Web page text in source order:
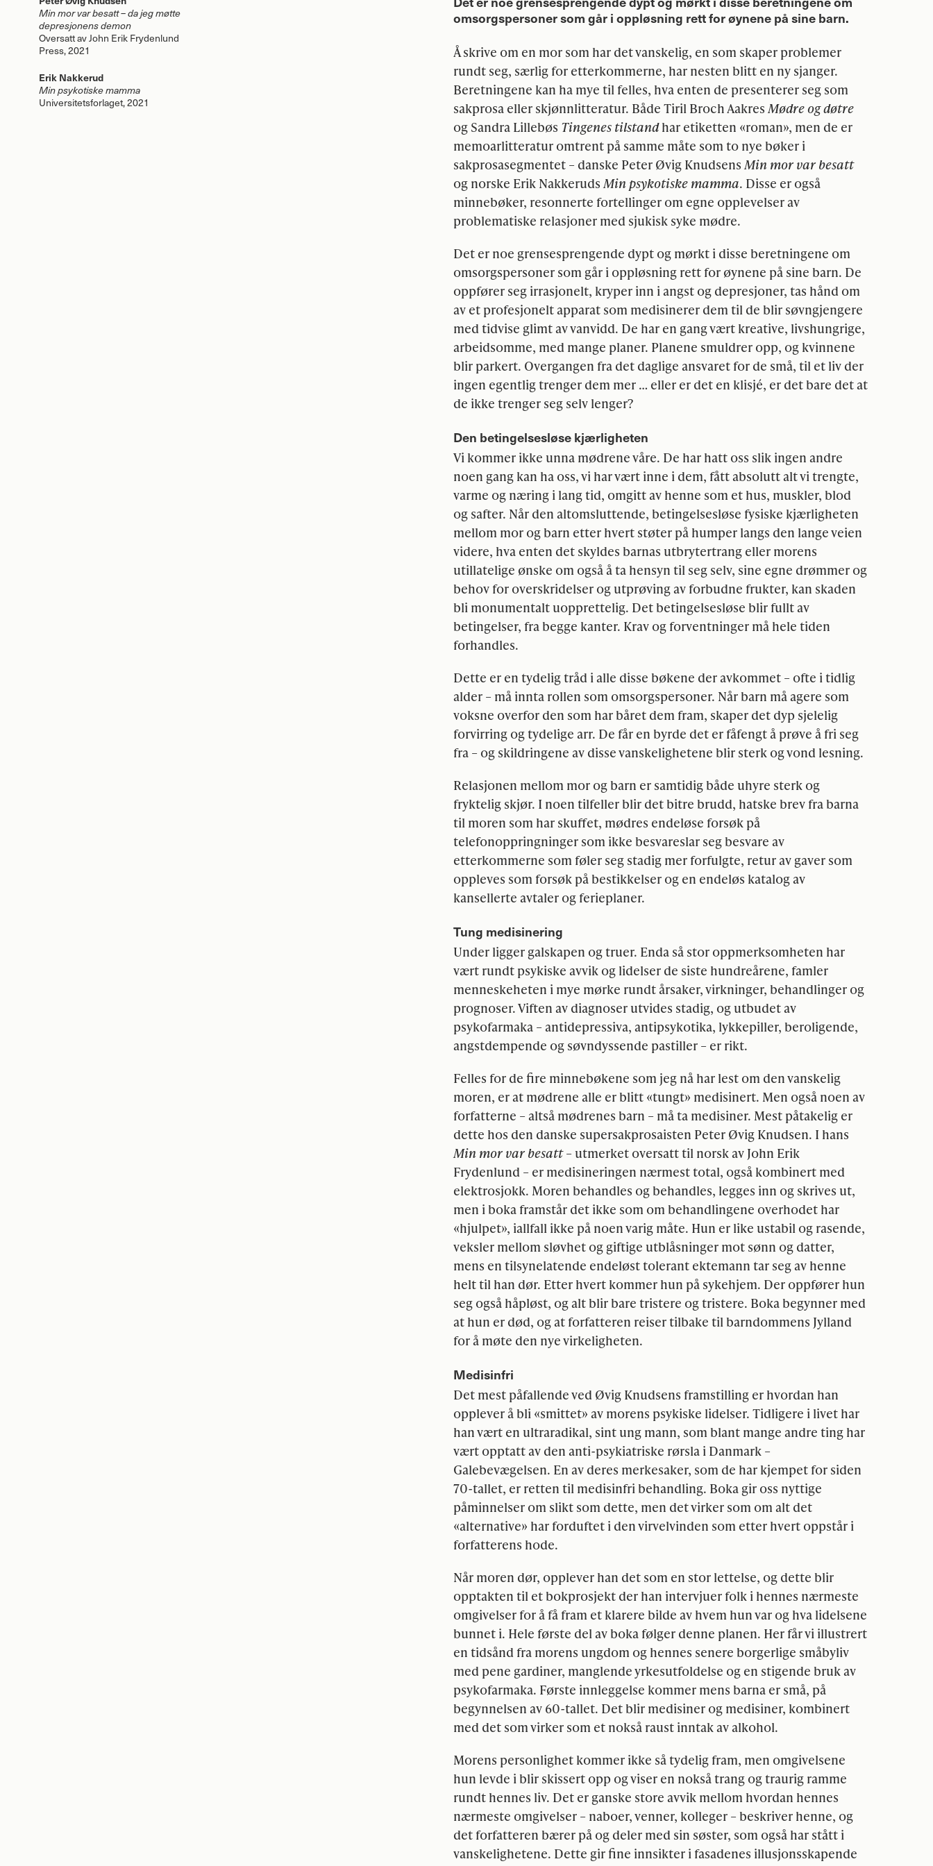
Min mor var besatt – da jeg møtte
depresjonens demon
Oversatt av John Erik Frydenlund
Press, 2021
Erik Nakkerud
Min psykotiske mamma
Universitetsforlaget, 2021
omsorgspersoner som går i oppløsning rett for øynene på sine barn.
Å skrive om en mor som har det vanskelig, en som skaper problemer
rundt seg, særlig for etterkommerne, har nesten blitt en ny sjanger.
Beretningene kan ha mye til felles, hva enten de presenterer seg som
sakprosa eller skjønnlitteratur. Både Tiril Broch Aakres Mødre og døtre
og Sandra Lillebøs Tingenes tilstandhar etiketten «roman», men de er
memoarlitteratur omtrent på samme måte som to nye bøker i
sakprosasegmentet – danske Peter Øvig Knudsens Min mor var besatt
og norske Erik Nakkeruds Min psykotiske mamma. Disse er også
minnebøker, resonnerte fortellinger om egne opplevelser av
problematiske relasjoner med sjukisk syke mødre.
Det er noe grensesprengende dypt og mørkt i disse beretningene om
omsorgspersoner som går i oppløsning rett for øynene på sine barn. De
oppfører seg irrasjonelt, kryper inn i angst og depresjoner, tas hånd om
av et profesjonelt apparat som medisinerer dem til de blir søvngjengere
med tidvise glimt av vanvidd. De har en gang vært kreative, livshungrige,
arbeidsomme, med mange planer. Planene smuldrer opp, og kvinnene
blir parkert. Overgangen fra det daglige ansvaret for de små, til et liv der
ingen egentlig trenger dem mer … eller er det en klisjé, er det bare det at
de ikke trenger seg selv lenger?
Den betingelsesløse kjærligheten
Vi kommer ikke unna mødrene våre. De har hatt oss slik ingen andre
noen gang kan ha oss, vi har vært inne i dem, fått absolutt alt vi trengte,
varme og næring i lang tid, omgitt av henne som et hus, muskler, blod
og safter. Når den altomsluttende, betingelsesløse fysiske kjærligheten
mellom mor og barn etter hvert støter på humper langs den lange veien
videre, hva enten det skyldes barnas utbrytertrang eller morens
utillatelige ønske om også å ta hensyn til seg selv, sine egne drømmer og
behov for overskridelser og utprøving av forbudne frukter, kan skaden
bli monumentalt uopprettelig. Det betingelsesløse blir fullt av
betingelser, fra begge kanter. Krav og forventninger må hele tiden
forhandles.
Dette er en tydelig tråd i alle disse bøkene der avkommet – ofte i tidlig
alder – må innta rollen som omsorgspersoner. Når barn må agere som
voksne overfor den som har båret dem fram, skaper det dyp sjelelig
forvirring og tydelige arr. De får en byrde det er fåfengt å prøve å fri seg
fra – og skildringene av disse vanskelighetene blir sterk og vond lesning.
Relasjonen mellom mor og barn er samtidig både uhyre sterk og
fryktelig skjør. I noen tilfeller blir det bitre brudd, hatske brev fra barna
til moren som har skuffet, mødres endeløse forsøk på
telefonoppringninger som ikke besvareslar seg besvare av
etterkommerne som føler seg stadig mer forfulgte, retur av gaver som
oppleves som forsøk på bestikkelser og en endeløs katalog av
kansellerte avtaler og ferieplaner.
Tung medisinering
Under ligger galskapen og truer. Enda så stor oppmerksomheten har
vært rundt psykiske avvik og lidelser de siste hundreårene, famler
menneskeheten i mye mørke rundt årsaker, virkninger, behandlinger og
prognoser. Viften av diagnoser utvides stadig, og utbudet av
psykofarmaka – antidepressiva, antipsykotika, lykkepiller, beroligende,
angstdempende og søvndyssende pastiller – er rikt.
Felles for de fire minnebøkene som jeg nå har lest om den vanskelig
moren, er at mødrene alle er blitt «tungt» medisinert. Men også noen av
forfatterne – altså mødrenes barn – må ta medisiner. Mest påtakelig er
dette hos den danske supersakprosaisten Peter Øvig Knudsen. I hans
Min mor var besatt– utmerket oversatt til norsk av John Erik
Frydenlund – er medisineringen nærmest total, også kombinert med
elektrosjokk. Moren behandles og behandles, legges inn og skrives ut,
men i boka framstår det ikke som om behandlingene overhodet har
«hjulpet», iallfall ikke på noen varig måte. Hun er like ustabil og rasende,
veksler mellom sløvhet og giftige utblåsninger mot sønn og datter,
mens en tilsynelatende endeløst tolerant ektemann tar seg av henne
helt til han dør. Etter hvert kommer hun på sykehjem. Der oppfører hun
seg også håpløst, og alt blir bare tristere og tristere. Boka begynner med
at hun er død, og at forfatteren reiser tilbake til barndommens Jylland
for å møte den nye virkeligheten.
Medisinfri
Det mest påfallende ved Øvig Knudsens framstilling er hvordan han
opplever å bli «smittet» av morens psykiske lidelser. Tidligere i livet har
han vært en ultraradikal, sint ung mann, som blant mange andre ting har
vært opptatt av den anti-psykiatriske rørsla i Danmark –
Galebevægelsen. En av deres merkesaker, som de har kjempet for siden
70-tallet, er retten til medisinfri behandling. Boka gir oss nyttige
påminnelser om slikt som dette, men det virker som om alt det
«alternative» har forduftet i den virvelvinden som etter hvert oppstår i
forfatterens hode.
Når moren dør, opplever han det som en stor lettelse, og dette blir
opptakten til et bokprosjekt der han intervjuer folk i hennes nærmeste
omgivelser for å få fram et klarere bilde av hvem hun var og hva lidelsene
bunnet i. Hele første del av boka følger denne planen. Her får vi illustrert
en tidsånd fra morens ungdom og hennes senere borgerlige småbyliv
med pene gardiner, manglende yrkesutfoldelse og en stigende bruk av
psykofarmaka. Første innleggelse kommer mens barna er små, på
begynnelsen av 60-tallet. Det blir medisiner og medisiner, kombinert
med det som virker som et nokså raust inntak av alkohol.
Morens personlighet kommer ikke så tydelig fram, men omgivelsene
hun levde i blir skissert opp og viser en nokså trang og traurig ramme
rundt hennes liv. Det er ganske store avvik mellom hvordan hennes
nærmeste omgivelser – naboer, venner, kolleger – beskriver henne, og
det forfatteren bærer på og deler med sin søster, som også har stått i
vanskelighetene. Dette gir fine innsikter i fasadenes illusjonsskapende